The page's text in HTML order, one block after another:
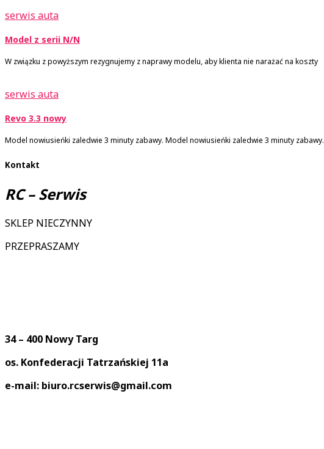
serwis auta
Model z serii N/N
W związku z powyższym rezygnujemy z naprawy modelu, aby klienta nie narażać na koszty
serwis auta
Revo 3.3 nowy
Model nowiusieńki zaledwie 3 minuty zabawy. Model nowiusieńki zaledwie 3 minuty zabawy.
Kontakt
RC – Serwis
SKLEP NIECZYNNY
PRZEPRASZAMY
34 – 400 Nowy Targ
os. Konfederacji Tatrzańskiej 11a
e-mail: biuro.rcserwis@gmail.com